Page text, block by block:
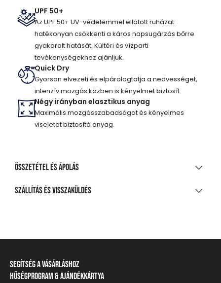
UPF 50+
Az UPF 50+ UV-védelemmel ellátott ruházat
hatékonyan csökkenti a káros napsugárzás bőrre
gyakorolt hatását. Kültéri és vízparti
tevékenységekhez ajánljuk.
Quick Dry
Gyorsan elvezeti és elpárologtatja a nedvességet,
intenzív mozgás közben is kényelmet biztosít.
Négy irányban elasztikus anyag
Maximális mozgásszabadságot és kényelmes
viseletet biztosító anyag.
Összetétel és ápolás
ANYAGÖSSZETÉTEL
Nem fehéríthető!
Szállítás és visszaküldés
Csomagpontra, automatába
990 Ft-tól
Segítség a vásárláshoz
Szállítási információ
Hűségprogram & Ajándékkártya